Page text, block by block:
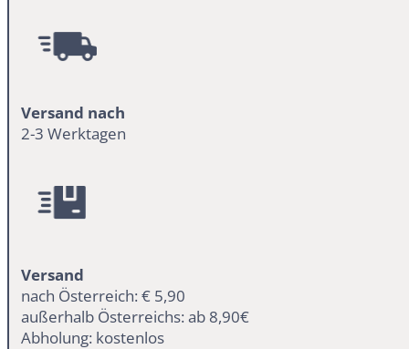
Versand nach
2-3 Werktagen
Versand
nach Österreich: € 5,90
außerhalb Österreichs: ab 8,90€
Abholung: kostenlos